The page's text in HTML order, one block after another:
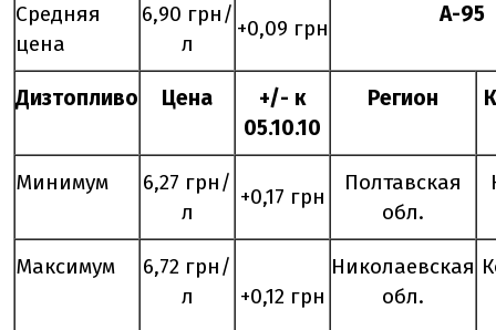
Средняя
цена
6,90 грн/
л
+0,09 грн
А-95
Дизтопливо Цена
+/- к
05.10.10
Регион
Минимум
6,27 грн/
л
+0,17 грн
Полтавская
обл.
Максимум
6,72 грн/
л
+0,12 грн
Николаевская
обл.